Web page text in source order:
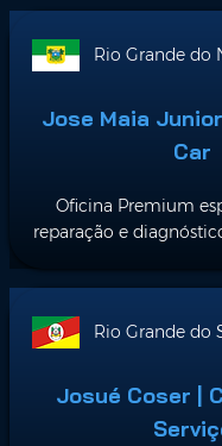
Rio Grande do
Jose Maia
Car
Oficina Premium
reparação e
Rio Grande do
Josué Coser |